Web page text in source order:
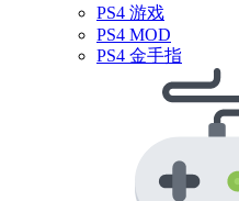
PS4 游戏
PS4 MOD
PS4 金手指